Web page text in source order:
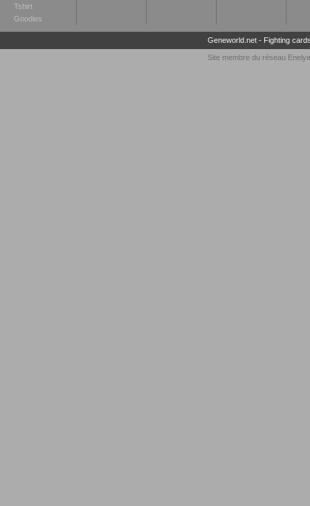
Tshirt
Goodies
Geneworld.net- Fighting
Site membre du réseau Enelye